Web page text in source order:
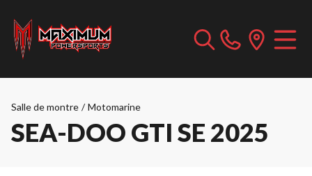
Salle de montre / Motomarine
SEA-DOO GTI SE 2025